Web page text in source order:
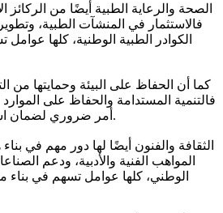
الصحة والرعاية الطبية أيضًا من الركائز
فالاستثمار في المنشآت الطبية،
الكوادر الطبية الوطنية، كلها
كما أن الحفاظ على البيئة وحمايتها من
فالتنمية المستدامة والحفاظ على
أمر ضروري لضمان استمرارية التطور والازدهار.
الثقافة والفنون أيضًا لها دور مهم في
المواهب الفنية والأدبية، ودعم
الوطني، كلها عوامل تسهم في بناء